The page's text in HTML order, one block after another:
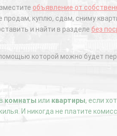
объявление от
куплю, сдам, сниму
и найти в разделе без
которой можно будет
комнаты или квартиры, если
И никогда не платите